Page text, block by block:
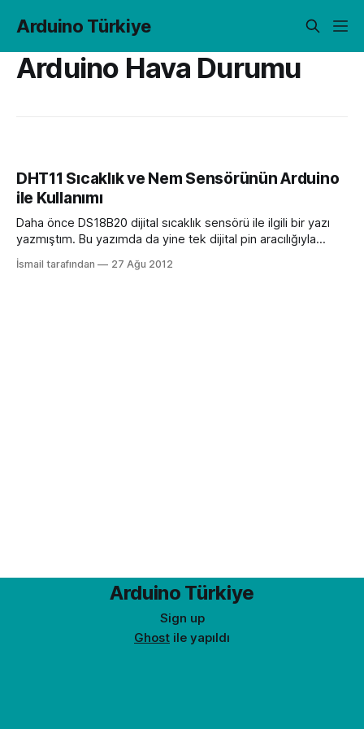
Arduino Türkiye
Arduino Hava Durumu
DHT11 Sıcaklık ve Nem Sensörünün Arduino
ile Kullanımı
Daha önce DS18B20 dijital sıcaklık sensörü ile ilgili bir yazı
yazmıştım. Bu yazımda da yine tek dijital pin aracılığıyla
sıcaklık ve nem verileri sağlayan, ucuz, nispeten hassiyeti az
olan DHT11 dijital sıcaklık ve nem sensöründen bahsetmeye
İsmail tarafından 27 Ağu 2012
Arduino Türkiye
Sign up
Ghost ile yapıldı